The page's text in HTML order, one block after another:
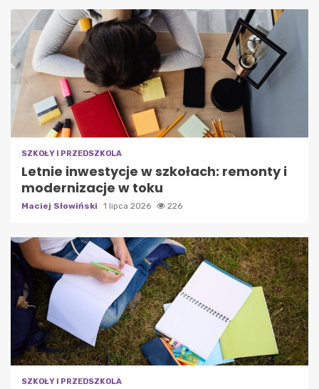
SZKOŁY I PRZEDSZKOLA
Letnie inwestycje w szkołach: remonty i
modernizacje w toku
Maciej Słowiński 1 lipca 2026 226
SZKOŁY I PRZEDSZKOLA